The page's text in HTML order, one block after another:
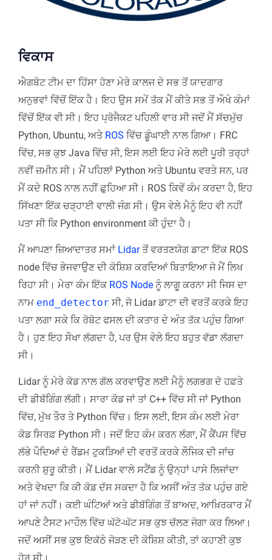
ਵਿਕਾਸ
ਐਗਬੋਟ ਟੀਮ ਦਾ ਹਿੱਸਾ ਹੋਣਾ ਮੇਰੇ ਕਾਲਜ ਦੇ ਸਭ ਤੋਂ ਯਾਦਗਾਰ
ਅਨੁਭਵਾਂ ਵਿੱਚੋਂ ਇੱਕ ਹੈ। ਇਹ ਉਸ ਸਮੇਂ ਤੱਕ ਮੈਂ ਕੀਤੇ ਸਭ ਤੋਂ ਔਖੇ ਕੰਮਾਂ
ਵਿੱਚੋਂ ਇੱਕ ਵੀ ਸੀ। ਇਹ ਪ੍ਰੋਜੈਕਟ ਪਹਿਲੀ ਵਾਰ ਸੀ ਜਦੋਂ ਮੈਂ ਸੱਚਮੁੱਚ
Python, Ubuntu, ਅਤੇ ROS ਵਿੱਚ ਡੂੰਘਾਈ ਨਾਲ ਗਿਆ। FRC
ਵਿੱਚ, ਸਭ ਕੁਝ Java ਵਿੱਚ ਸੀ, ਇਸ ਲਈ ਇਹ ਮੇਰੇ ਲਈ ਪੂਰੀ ਤਰ੍ਹਾਂ
ਨਵੀਂ ਜ਼ਮੀਨ ਸੀ। ਮੈਂ ਪਹਿਲਾਂ Python ਅਤੇ Ubuntu ਵਰਤੇ ਸਨ, ਪਰ
ਮੈਂ ਕਦੇ ROS ਨਾਲ ਨਹੀਂ ਛੁਹਿਆ ਸੀ। ROS ਕਿਵੇਂ ਕੰਮ ਕਰਦਾ ਹੈ, ਇਹ
ਸਿੱਖਣਾ ਇੱਕ ਚੜ੍ਹਾਈ ਵਾਲੀ ਜੰਗ ਸੀ। ਉਸ ਵੇਲੇ ਮੈਨੂੰ ਇਹ ਵੀ ਨਹੀਂ
ਪਤਾ ਸੀ ਕਿ Python environment ਕੀ ਹੁੰਦਾ ਹੈ।
ਮੈਂ ਆਪਣਾ ਜ਼ਿਆਦਾਤਰ ਸਮਾਂ Lidarਤੋਂ ਵਰਤਣਯੋਗ ਡਾਟਾ ਇੱਕ ROS
node ਵਿੱਚ ਭੇਜਵਾਉਣ ਦੀ ਕੋਸ਼ਿਸ਼ ਕਰਦਿਆਂ ਬਿਤਾਇਆ ਜੋ ਮੈਂ ਲਿਖ
ਰਿਹਾ ਸੀ। ਮੇਰਾ ਕੰਮ ਇੱਕ ROS Nodeਨੂੰ ਲਾਗੂ ਕਰਨਾ ਸੀ ਜਿਸ ਦਾ
ਨਾਮ end_detector ਸੀ, ਜੋ Lidar ਡਾਟਾ ਦੀ ਵਰਤੋਂ ਕਰਕੇ ਇਹ
ਪਤਾ ਲਗਾ ਸਕੇ ਕਿ ਰੋਬੋਟ ਫਸਲ ਦੀ ਕਤਾਰ ਦੇ ਅੰਤ ਤੱਕ ਪਹੁੰਚ ਗਿਆ
ਹੈ। ਹੁਣ ਇਹ ਸੌਖਾ ਲੱਗਦਾ ਹੈ, ਪਰ ਉਸ ਵੇਲੇ ਇਹ ਬਹੁਤ ਵੱਡਾ ਲੱਗਦਾ
ਸੀ।
Lidar ਨੂੰ ਮੇਰੇ ਕੋਡ ਨਾਲ ਗੱਲ ਕਰਵਾਉਣ ਲਈ ਮੈਨੂੰ ਲਗਭਗ ਦੋ ਹਫ਼ਤੇ
ਦੀ ਡੀਬੱਗਿੰਗ ਲੱਗੀ। ਸਾਰਾ ਕੋਡ ਜਾਂ ਤਾਂ C++ ਵਿੱਚ ਸੀ ਜਾਂ Python
ਵਿੱਚ, ਮੁੱਖ ਤੌਰ ਤੇ Python ਵਿੱਚ। ਇਸ ਲਈ, ਇਸ ਕੰਮ ਲਈ ਮੇਰਾ
ਕੋਡ ਸਿਰਫ਼ Python ਸੀ। ਜਦੋਂ ਇਹ ਕੰਮ ਕਰਨ ਲੱਗਾ, ਮੈਂ ਕੈਂਪਸ ਵਿੱਚ
ਲੱਭੇ ਪੌਦਿਆਂ ਦੇ ਰੈਂਡਮ ਟੁਕੜਿਆਂ ਦੀ ਵਰਤੋਂ ਕਰਕੇ ਲੌਜਿਕ ਦੀ ਜਾਂਚ
ਕਰਨੀ ਸ਼ੁਰੂ ਕੀਤੀ। ਮੈਂ Lidar ਵਾਲੇ ਸਟੈਂਡ ਨੂੰ ਉਨ੍ਹਾਂ ਪਾਸੇ ਲਿਜਾਂਦਾ
ਅਤੇ ਵੇਖਦਾ ਕਿ ਕੀ ਕੋਡ ਦੱਸ ਸਕਦਾ ਹੈ ਕਿ ਅਸੀਂ ਅੰਤ ਤੱਕ ਪਹੁੰਚ ਗਏ
ਹਾਂ ਜਾਂ ਨਹੀਂ। ਕਈ ਘੰਟਿਆਂ ਅਤੇ ਡੀਬੱਗਿੰਗ ਤੋਂ ਬਾਅਦ, ਆਖ਼ਿਰਕਾਰ ਮੈਂ
ਆਪਣੇ ਟੈਸਟ ਮਾਹੌਲ ਵਿੱਚ ਘੱਟੋ-ਘੱਟ ਸਭ ਕੁਝ ਚੱਲਣ ਜੋਗਾ ਕਰ ਲਿਆ।
ਜਦੋਂ ਅਸੀਂ ਸਭ ਕੁਝ ਇਕੱਠੇ ਜੋੜਣ ਦੀ ਕੋਸ਼ਿਸ਼ ਕੀਤੀ, ਤਾਂ ਕਹਾਣੀ ਕੁਝ
ਹੋਰ ਸੀ।